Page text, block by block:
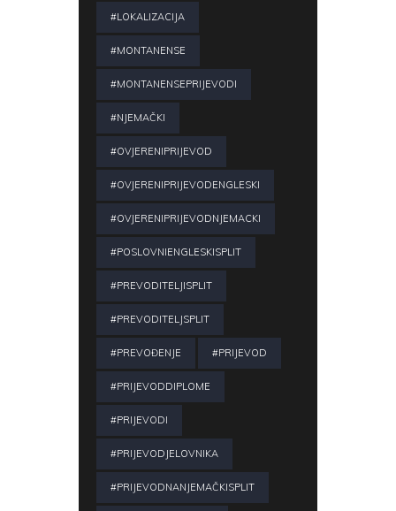
#LOKALIZACIJA
#MONTANENSE
#MONTANENSEPRIJEVODI
#NJEMAČKI
#OVJERENIPRIJEVOD
#OVJERENIPRIJEVODENGLESKI
#OVJERENIPRIJEVODNJEMACKI
#POSLOVNIENGLESKISPLIT
#PREVODITELJISPLIT
#PREVODITELJSPLIT
#PREVOĐENJE #PRIJEVOD
#PRIJEVODDIPLOME
#PRIJEVODI
#PRIJEVODJELOVNIKA
#PRIJEVODNANJEMAČKISPLIT